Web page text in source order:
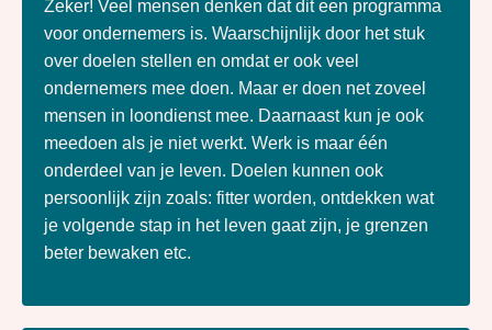
Zeker! Veel mensen denken dat dit een programma
voor ondernemers is. Waarschijnlijk door het stuk
over doelen stellen en omdat er ook veel
ondernemers mee doen. Maar er doen net zoveel
mensen in loondienst mee. Daarnaast kun je ook
meedoen als je niet werkt. Werk is maar één
onderdeel van je leven. Doelen kunnen ook
persoonlijk zijn zoals: fitter worden, ontdekken wat
je volgende stap in het leven gaat zijn, je grenzen
beter bewaken etc.